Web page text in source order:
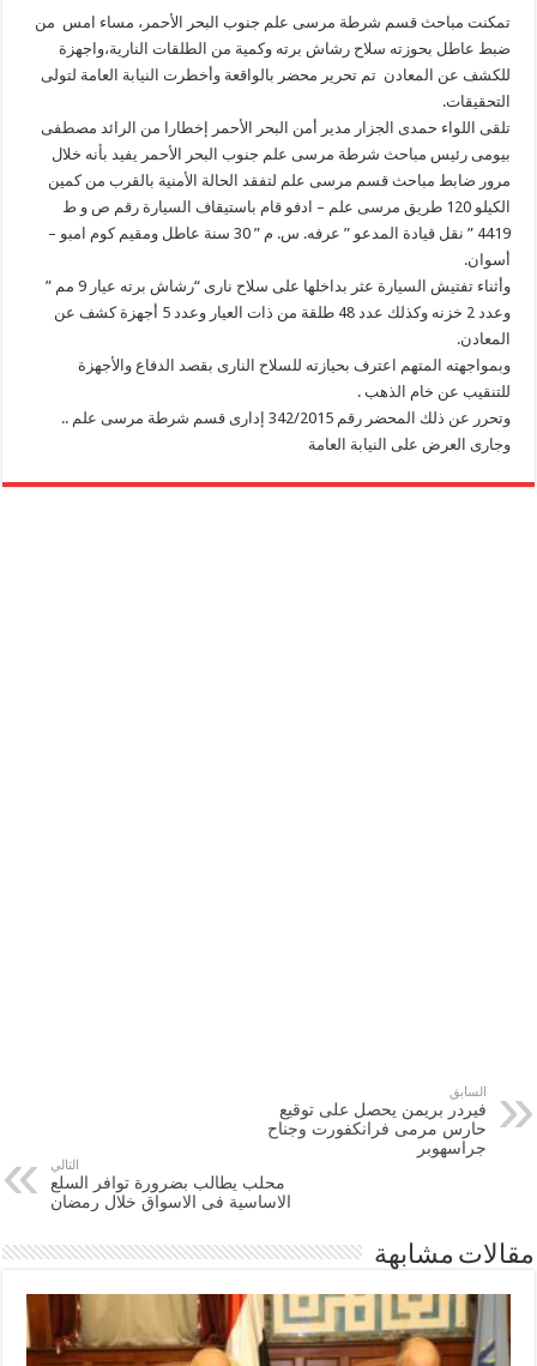
تمكنت مباحث قسم شرطة مرسى علم جنوب البحر الأحمر، مساء امس من
ضبط عاطل بحوزته سلاح رشاش برته وكمية من الطلقات النارية،واجهزة
للكشف عن المعادن تم تحرير محضر بالواقعة وأخطرت النيابة العامة لتولى
التحقيقات.
تلقى اللواء حمدى الجزار مدير أمن البحر الأحمر إخطارا من الرائد مصطفى
بيومى رئيس مباحث شرطة مرسى علم جنوب البحر الأحمر يفيد بأنه خلال
مرور ضابط مباحث قسم مرسى علم لتفقد الحالة الأمنية بالقرب من كمين
الكيلو 120 طريق مرسى علم – ادفو قام باستيقاف السيارة رقم ص و ط
4419 ” نقل قيادة المدعو ” عرفه. س. م ” 30 سنة عاطل ومقيم كوم امبو –
أسوان.
وأثناء تفتيش السيارة عثر بداخلها على سلاح نارى “رشاش برته عيار 9 مم ”
وعدد 2 خزنه وكذلك عدد 48 طلقة من ذات العيار وعدد 5 أجهزة كشف عن
المعادن.
وبمواجهته المتهم اعترف بحيازته للسلاح النارى بقصد الدفاع والأجهزة
للتنقيب عن خام الذهب .
وتحرر عن ذلك المحضر رقم 342/2015 إدارى قسم شرطة مرسى علم ..
وجارى العرض على النيابة العامة
السابق
فيردر بريمن يحصل على توقيع
حارس مرمى فرانكفورت وجناح
جراسهوبر
التالي
محلب يطالب بضرورة توافر السلع
الاساسية فى الاسواق خلال رمضان
مقالات مشابهة